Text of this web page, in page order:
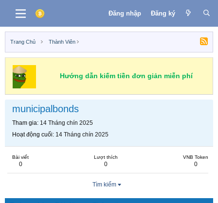
Đăng nhập Đăng ký
Trang Chủ Thành Viên
Hướng dẫn kiếm tiền đơn giản miễn phí
municipalbonds
Tham gia 14 Tháng chín 2025
Hoạt động cuối 14 Tháng chín 2025
Bài viết
0
Lượt thích
0
VNB Token
0
Tìm kiếm